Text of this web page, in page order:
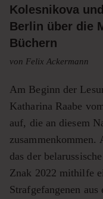
Kolesnikova
Berlin über die
Büchern
von Felix Ackermann
Am Beginn der
Katharina Raabe
auf, die an diesem
das der
Znak 2022 mithilfe
Strafgefangenen